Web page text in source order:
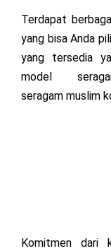
Terdapat
yang bisa Anda
yang tersedia
model
seragam muslim
Komitmen dari